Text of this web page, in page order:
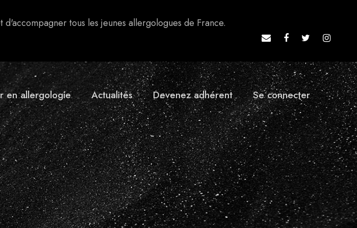
tous les jeunes allergologues de France.
en allergologie Actualités Devenez adhérent Se connecter